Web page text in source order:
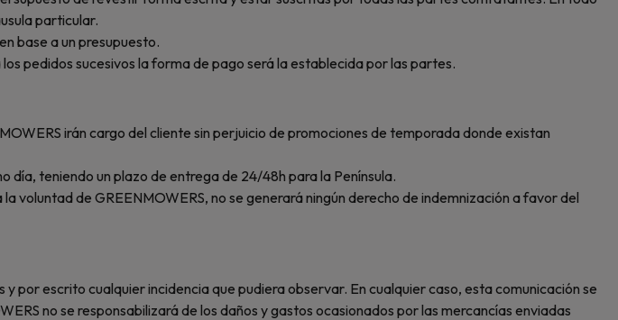
particular.
base a un presupuesto.
pedidos sucesivos la forma de pago será la establecida por las partes.
irán cargo del cliente sin perjuicio de promociones de temporada donde existan
día, teniendo un plazo de entrega de 24/48h para la Península.
voluntad de GREENMOWERS, no se generará ningún derecho de indemnización a favor del
por escrito cualquier incidencia que pudiera observar. En cualquier caso, esta comunicación se
no se responsabilizará de los daños y gastos ocasionados por las mercancías enviadas